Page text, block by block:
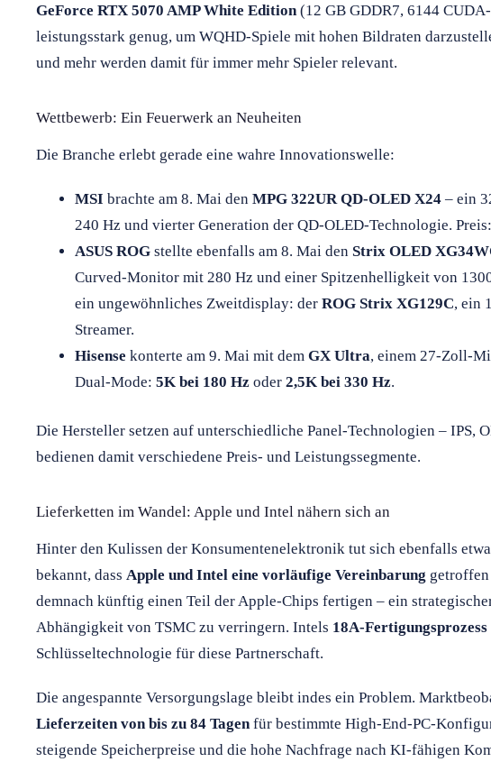
GeForce RTX 5070 AMP White Edition (12 GB GDDR7, 6144
leistungsstark genug, um WQHD-Spiele mit hohen Bildraten
und mehr werden damit für immer mehr Spieler relevant.
Wettbewerb: Ein Feuerwerk an Neuheiten
Die Branche erlebt gerade eine wahre Innovationswelle:
MSI brachte am 8. Mai den MPG 322UR QD-OLED X24– ein
240 Hz und vierter Generation der QD-OLED-Technologie.
ASUS ROGstellte ebenfalls am 8. Mai den Strix OLED
Curved-Monitor mit 280 Hz und einer Spitzenhelligkeit von
ein ungewöhnliches Zweitdisplay: der ROG Strix XG129C, ein
Streamer.
Hisense konterte am 9. Mai mit dem GX Ultra, einem 27-Zoll-
Dual-Mode: 5K bei 180 Hzoder 2,5K bei 330 Hz.
Die Hersteller setzen auf unterschiedliche Panel-Technologien – IPS,
bedienen damit verschiedene Preis- und Leistungssegmente.
Lieferketten im Wandel: Apple und Intel nähern sich an
Hinter den Kulissen der Konsumentenelektronik tut sich ebenfalls
bekannt, dass Apple und Intel eine vorläufige Vereinbarung
demnach künftig einen Teil der Apple-Chips fertigen – ein
Abhängigkeit von TSMC zu verringern. Intels 18A-Fertigungsprozess
Schlüsseltechnologie für diese Partnerschaft.
Die angespannte Versorgungslage bleibt indes ein Problem.
Lieferzeiten von bis zu 84 Tagenfür bestimmte High-End-PC-
steigende Speicherpreise und die hohe Nachfrage nach KI-fähigen